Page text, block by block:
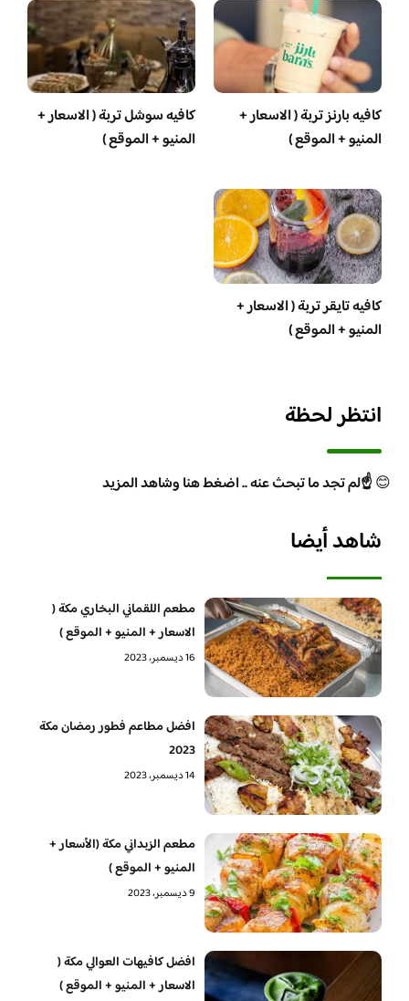
كافيه بارنز تربة ( الاسعار +
المنيو + الموقع )
كافيه سوشل تربة ( الاسعار +
المنيو + الموقع )
كافيه تايقر تربة ( الاسعار +
المنيو + الموقع )
انتظر لحظة
😊☝️لم تجد ما تبحث عنه .. اضغط هنا وشاهد المزيد
شاهد أيضا
مطعم اللقماني البخاري مكة (
الاسعار + المنيو + الموقع )
16 ديسمبر، 2023
افضل مطاعم فطور رمضان مكة
2023
14 ديسمبر، 2023
مطعم الزبداني مكة (الأسعار +
المنيو + الموقع )
9 ديسمبر، 2023
افضل كافيهات العوالي مكة (
الاسعار + المنيو + الموقع )